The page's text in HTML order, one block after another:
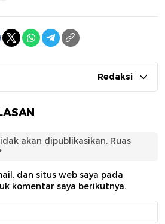
Redaksi
akan dipublikasikan. Ruas
dan situs web saya pada
komentar saya berikutnya.